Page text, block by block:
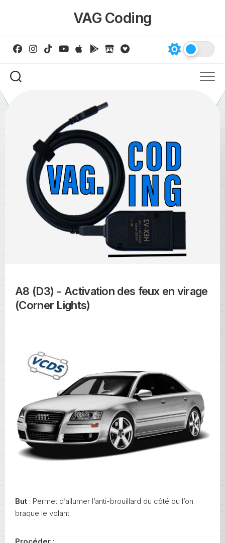
VAG Coding
A8 (D3) - Activation des feux en virage
(Corner Lights)
But : Permet d’allumer l’anti-brouillard du côté ou l’on
braque le volant.